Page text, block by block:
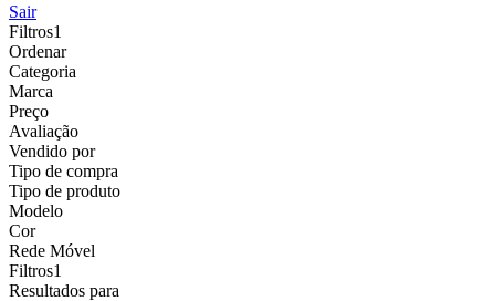
Sair
Filtros1
Ordenar
Categoria
Marca
Preço
Avaliação
Vendido por
Tipo de compra
Tipo de produto
Modelo
Cor
Rede Móvel
Filtros1
Resultados para